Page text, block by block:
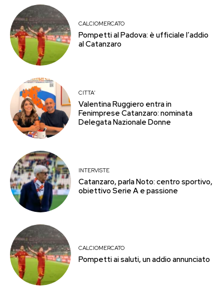
CALCIOMERCATO
Pompetti al Padova: è ufficiale l’addio
al Catanzaro
CITTA'
Valentina Ruggiero entra in
Fenimprese Catanzaro: nominata
Delegata Nazionale Donne
INTERVISTE
Catanzaro, parla Noto: centro sportivo,
obiettivo Serie A e passione
CALCIOMERCATO
Pompetti ai saluti, un addio annunciato